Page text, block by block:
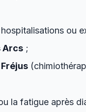
ou
Arcs ;
Fréjus
la fatigue après